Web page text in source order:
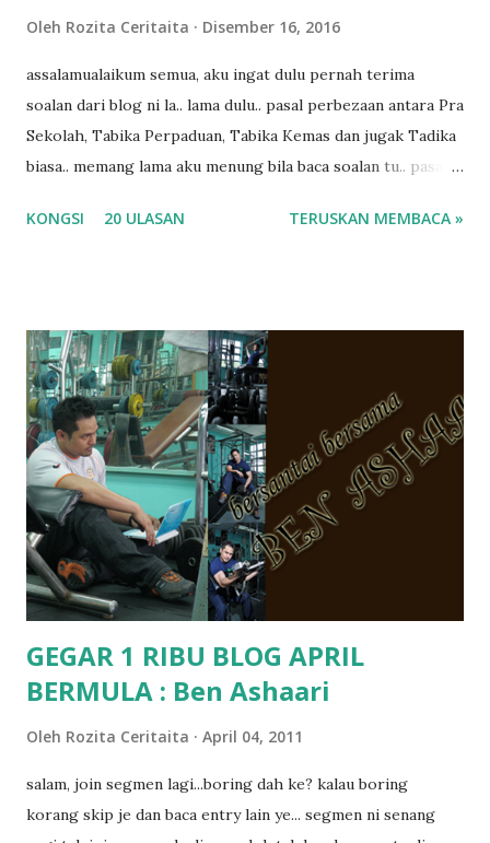
Oleh Rozita Ceritaita Disember 16, 2016
assalamualaikum semua, aku ingat dulu pernah terima
soalan dari blog ni la.. lama dulu.. pasal perbezaan antara Pra
Sekolah, Tabika Perpaduan, Tabika Kemas dan jugak Tadika
biasa.. memang lama aku menung bila baca soalan tu.. pasal
ko.. masa tu aku baru je ada anak sorang dan aku hentam je
tanya sapa-sapa pun masa tu.. bila fikir-fikirkan balik terasa
jugak masa alahai teruknya kami sebagai ibubapa.. dan kami
terasa jugak semakin teruk bila abg long dah masuk 2 tahun
kat salah satu tadika swasta ni.. tapi nampaknya kenal huruf
pun tak tau.. pengsan aku bila ingat balik.. aku mula fikir
mungkin sebab abg long sendiri jenis budak yang ada
masalah dyslexia.. tapi minor la.. nanti la aku cerita pasal
dyslexia tu.. lepas tu kami buat keputusan pu...
KONGSI 20 ULASAN TERUSKAN MEMBACA »
GEGAR 1 RIBU BLOG APRIL
BERMULA : Ben Ashaari
Oleh Rozita Ceritaita April 04, 2011
salam, join segmen lagi...boring dah ke? kalau boring
korang skip je dan baca entry lain ye... segmen ni senang